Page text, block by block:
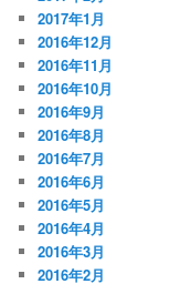
2017年1月
2016年12月
2016年11月
2016年10月
2016年9月
2016年8月
2016年7月
2016年6月
2016年5月
2016年4月
2016年3月
2016年2月